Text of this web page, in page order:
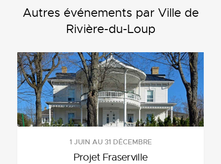
Autres événements par Ville de
Rivière-du-Loup
1 JUIN AU 31 DÉCEMBRE
Projet Fraserville